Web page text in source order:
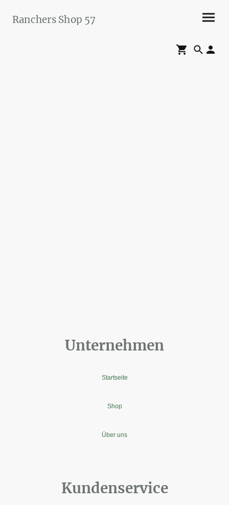
Ranchers Shop 57
Unternehmen
Startseite
Shop
Über uns
Kundenservice